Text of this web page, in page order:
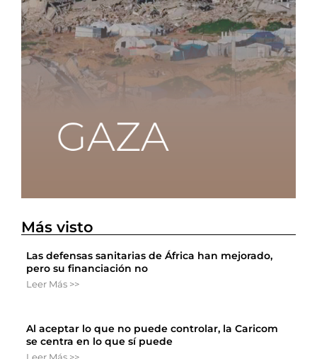
Más visto
Las defensas sanitarias de África han mejorado,
pero su financiación no
Leer Más >>
Al aceptar lo que no puede controlar, la Caricom
se centra en lo que sí puede